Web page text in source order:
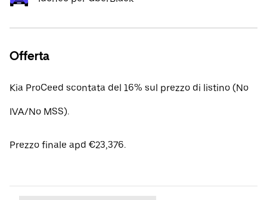
Offerta
Kia ProCeed scontata del 16% sul prezzo di listino (No
IVA/No MSS).
Prezzo finale apd €23,376.